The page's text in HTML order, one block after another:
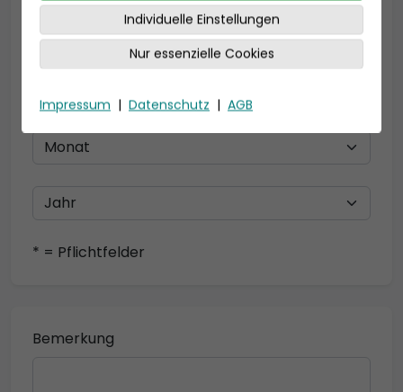
Geburtsdatum
* = Pflichtfelder
Bemerkung
Individuelle Einstellungen
Nur essenzielle Cookies
Impressum | Datenschutz | AGB